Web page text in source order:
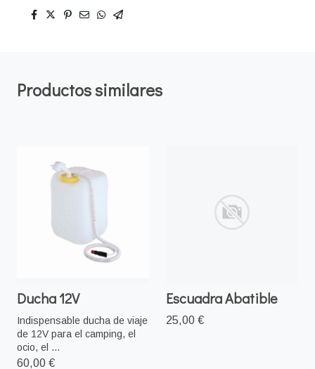
Productos similares
Ducha 12V
Indispensable ducha de viaje
de 12V para el camping, el
ocio, el ...
60,00 €
Escuadra Abatible
25,00 €